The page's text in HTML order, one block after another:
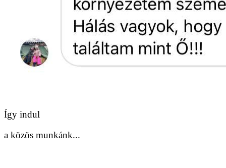
Így indul
a közös munkánk...